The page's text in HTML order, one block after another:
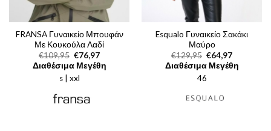
FRANSA Γυναικείο Μπουφάν
Με Κουκούλα Λαδί
€109,95 Original
price
was:
€109,95.
€76,97Η
τρέχουσα
τιμή
Διαθέσιμα Μεγέθη
s | xxl
Esqualo Γυναικείο Σακάκι
Μαύρο
€129,95 Original
price
was:
€129,95.
€64,97Η
τρέχουσα
τιμή
Διαθέσιμα Μεγέθη
46